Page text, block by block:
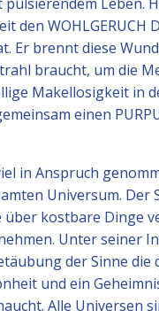
WOHLGERUCH
Er brennt diese
braucht, um die
Makellosigkeit in
einen
in Anspruch
Universum. Der
kostbare Dinge
Unter seiner
der Sinne die
und ein
Alle Universen